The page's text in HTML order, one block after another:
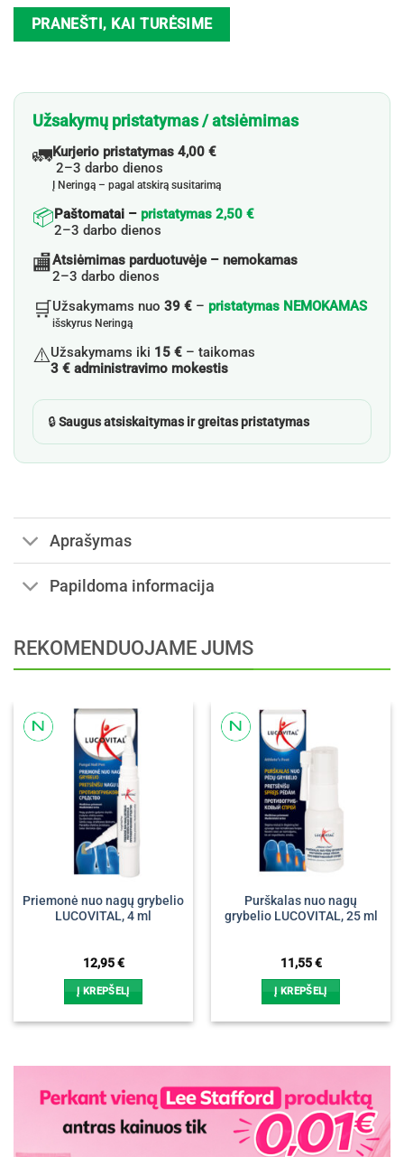
PRANEŠTI, KAI TURĖSIME
Užsakymų pristatymas / atsiėmimas
🚛Kurjerio pristatymas 4,00 €
2–3 darbo dienos
Į Neringą – pagal atskirą susitarimą
📦Paštomatai – pristatymas 2,50 €
2–3 darbo dienos
🏬Atsiėmimas parduotuvėje – nemokamas
2–3 darbo dienos
🛒Užsakymams nuo 39 € – pristatymas NEMOKAMAS
išskyrus Neringą
⚠️Užsakymams iki 15 € – taikomas
3 € administravimo mokestis
🔒Saugus atsiskaitymas ir greitas pristatymas
Aprašymas
Papildoma informacija
REKOMENDUOJAME JUMS
Priemonė nuo nagų grybelio
LUCOVITAL, 4 ml
12,95€
Į KREPŠELĮ
Purškalas nuo nagų
grybelio LUCOVITAL, 25 ml
11,55€
Į KREPŠELĮ